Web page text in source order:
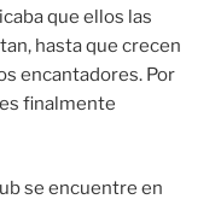
que ellos las
hasta que crecen
encantadores. Por
finalmente
se encuentre en